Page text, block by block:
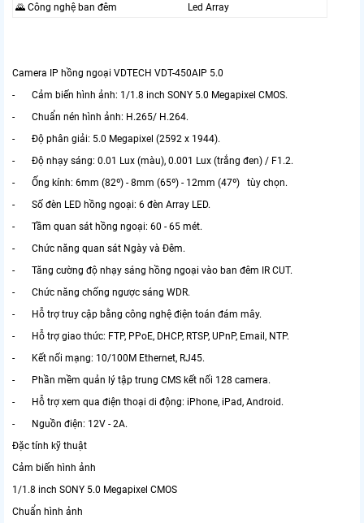
🌄 Công nghệ ban đêm
Led Array
Camera IP hồng ngoại VDTECH VDT-450AIP 5.0
- Cảm biến hình ảnh: 1/1.8 inch SONY 5.0 Megapixel CMOS.
- Chuẩn nén hình ảnh: H.265/ H.264.
- Độ phân giải: 5.0 Megapixel (2592 x 1944).
- Độ nhạy sáng: 0.01 Lux (màu), 0.001 Lux (trắng đen) / F1.2.
- Ống kính: 6mm (82º) - 8mm (65º) - 12mm (47º) tùy chọn.
- Số đèn LED hồng ngoại: 6 đèn Array LED.
- Tầm quan sát hồng ngoại: 60 - 65 mét.
- Chức năng quan sát Ngày và Đêm.
- Tăng cường độ nhạy sáng hồng ngoại vào ban đêm IR CUT.
- Chức năng chống ngược sáng WDR.
- Hỗ trợ truy cập bằng công nghệ điện toán đám mây.
- Hỗ trợ giao thức: FTP, PPoE, DHCP, RTSP, UPnP, Email, NTP.
- Kết nối mạng: 10/100M Ethernet, RJ45.
- Phần mềm quản lý tập trung CMS kết nối 128 camera.
- Hỗ trợ xem qua điện thoại di động: iPhone, iPad, Android.
- Nguồn điện: 12V - 2A.
Đặc tính kỹ thuật
Cảm biến hình ảnh
1/1.8 inch SONY 5.0 Megapixel CMOS
Chuẩn hình ảnh